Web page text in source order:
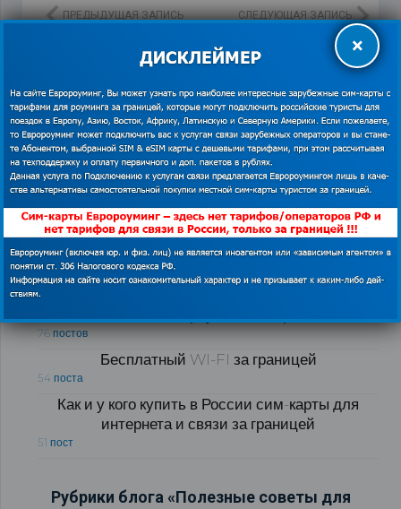
ПРЕДЫДУЩАЯ ЗАПИСЬ СЛЕДУЮЩАЯ ЗАПИСЬ
Как экономить в роуминге за границей
Как купить сим карту за границей
126 постов
Как экономить в роуминге за границей
76 постов
Бесплатный WI-FI за границей
54 поста
Как и у кого купить в России сим-карты для
интернета и связи за границей
51 пост
Рубрики блога «Полезные советы для
×